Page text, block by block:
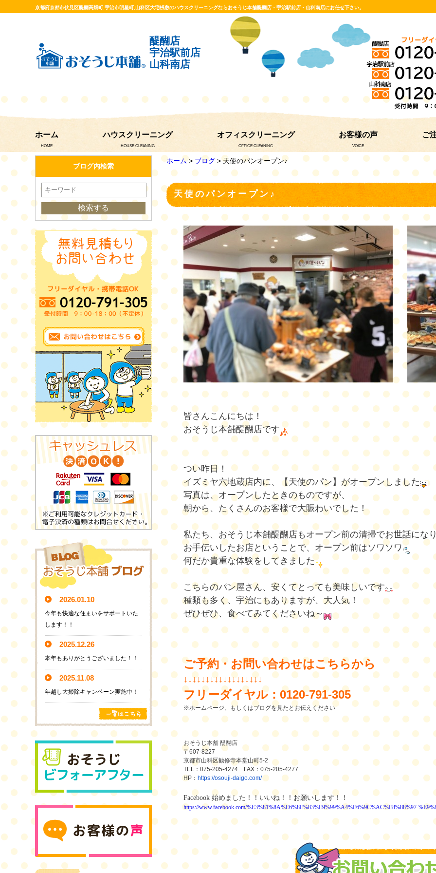
京都府京都市伏見区醍醐高畑町,宇治市明星町,山科区大宅桟敷のハウスクリーニングならおそうじ本舗醍醐店・宇治駅前店・山科南店にお任せ下さい。
醍醐店
宇治駅前店
山科南店
ホーム
HOME
ハウスクリーニング
HOUSE CLEANING
オフィスクリーニング
OFFICE CLEANING
お客様の声
VOICE
ご
ホーム> ブログ > 天使のパンオープン♪
天使のパンオープン♪
皆さんこんにちは！
おそうじ本舗醍醐店です
つい昨日！
イズミヤ六地蔵店内に、【天使のパン】がオープンしました
写真は、オープンしたときのものですが、
朝から、たくさんのお客様で大賑わいでした！
私たち、おそうじ本舗醍醐店もオープン前の清掃でお世話にな
お手伝いしたお店ということで、オープン前はソワソワ
何だか貴重な体験をしてきました
こちらのパン屋さん、安くてとっても美味しいです
種類も多く、宇治にもありますが、大人気！
ぜひぜひ、食べてみてくださいね～
ご予約・お問い合わせはこちらから
↓↓↓↓↓↓↓↓↓↓↓↓↓↓↓↓↓↓
フリーダイヤル： 0120-791-305
※ホームページ、もしくはブログを見たとお伝えください
おそうじ本舗 醍醐店
〒607-8227
京都市山科区勧修寺本堂山町5-2
TEL ： 075-205-4274 FAX ： 075-205-4277
HP ： https://osouji-daigo.com/
Facebook 始めました！！いいね！！お願いします！！
https://www.facebook.com/%E3%81%8A%E6%8E%83%E9%99%A4%E6%9C%AC%E8%88%97-
ブログ内検索
2026.01.10
今年も快適な住まいをサポートいた
します！！
2025.12.26
本年もありがとうございました！！
2025.11.08
年越し大掃除キャンペーン実施中！